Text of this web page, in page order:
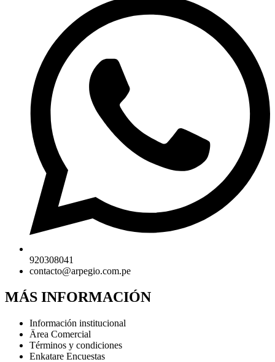
920308041
contacto@arpegio.com.pe
MÁS INFORMACIÓN
Información institucional
Ärea Comercial
Términos y condiciones
Enkatare Encuestas